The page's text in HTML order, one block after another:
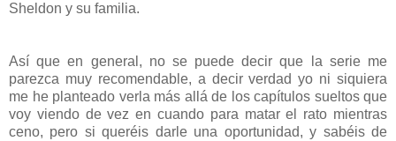
Sheldon y su familia.
Así que en general, no se puede decir que la serie me
parezca muy recomendable, a decir verdad yo ni siquiera
me he planteado verla más allá de los capítulos sueltos que
voy viendo de vez en cuando para matar el rato mientras
ceno, pero si queréis darle una oportunidad, y sabéis de